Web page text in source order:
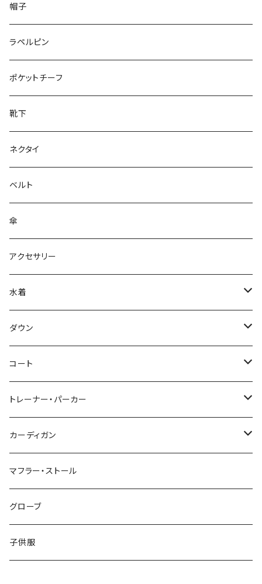
50/XL～
48/L
50/XL～
26cm～
27cm～
28cm～
帽子
ラペルピン
ポケットチーフ
靴下
ネクタイ
ベルト
傘
アクセサリー
水着
～44/S
46/M
48/L
50/XL～
ダウン
～44/S
46/M
48/L
50/XL～
コート
～44/S
46/M
48/L
50/XL～
トレーナー・パーカー
～44/S
46/M
48/L
50/XL～
カーディガン
～44/S
46/M
48/L
マフラー・ストール
グローブ
子供服